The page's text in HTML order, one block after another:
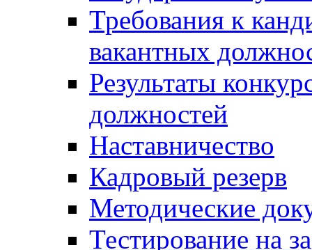
Требования к
вакантных
Результаты
должностей
Наставничество
Кадровый резерв
Методические
Тестирование на